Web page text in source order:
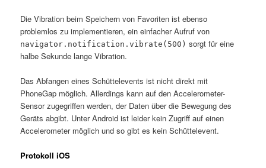
Die Vibration beim Speichern von Favoriten ist ebenso
problemlos zu implementieren, ein einfacher Aufruf von
navigator.notification.vibrate(500) sorgt für eine
halbe Sekunde lange Vibration.
Das Abfangen eines Schüttelevents ist nicht direkt mit
PhoneGap möglich. Allerdings kann auf den Accelerometer-
Sensor zugegriffen werden, der Daten über die Bewegung des
Geräts abgibt. Unter Android ist leider kein Zugriff auf einen
Accelerometer möglich und so gibt es kein Schüttelevent.
Protokoll iOS